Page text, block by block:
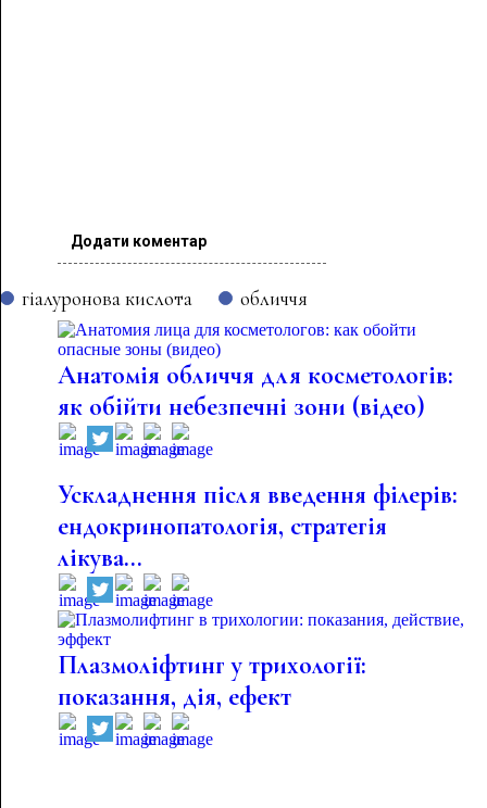
Додати коментар
гіалуронова кислота обличчя
Анатомія обличчя для косметологів:
як обійти небезпечні зони (відео)
Ускладнення після введення філерів:
ендокринопатологія, стратегія
лікува...
Плазмоліфтинг у трихології:
показання, дія, ефект